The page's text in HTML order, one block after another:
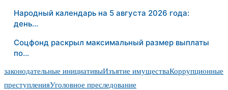
Народный календарь на 5 августа 2026 года:
день…
Соцфонд раскрыл максимальный размер выплаты
по…
законодательные инициативыИзъятие имуществаКоррупционные
преступленияУголовное преследование